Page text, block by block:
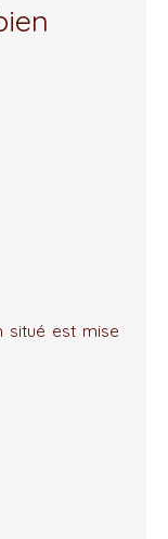
situé est mise